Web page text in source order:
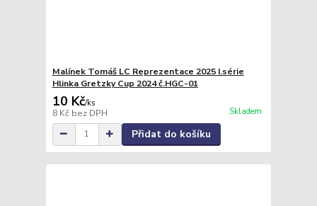
Malínek Tomáš LC Reprezentace 2025 I.série
Hlinka Gretzky Cup 2024 č.HGC-01
10 Kč/ks
8 Kč bez DPH Skladem
Přidat do košíku